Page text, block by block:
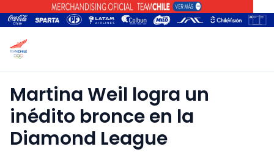
Martina Weil logra un
inédito bronce en la
Diamond League